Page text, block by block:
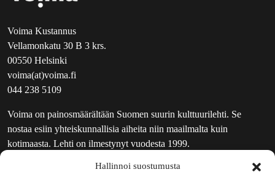
Hallinnoi suostumusta
Voima Kustannus
Vellamonkatu 30 B 3 krs.
00550 Helsinki
voima(at)voima.fi
044 238 5109
Voima on painosmäärältään Suomen suurin kulttuurilehti. Se
nostaa esiin yhteiskunnallisia aiheita niin maailmalta kuin
kotimaasta. Lehti on ilmestynyt vuodesta 1999.